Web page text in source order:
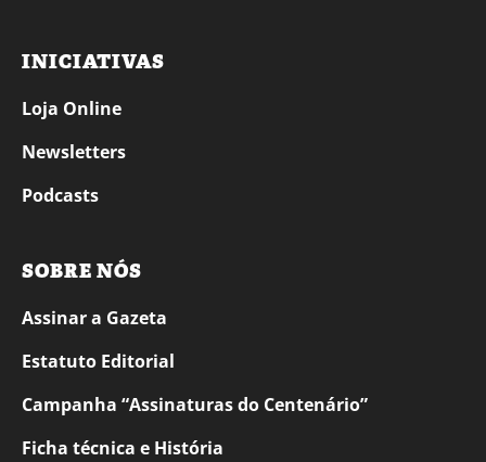
INICIATIVAS
Loja Online
Newsletters
Podcasts
SOBRE NÓS
Assinar a Gazeta
Estatuto Editorial
Campanha “Assinaturas do Centenário”
Ficha técnica e História